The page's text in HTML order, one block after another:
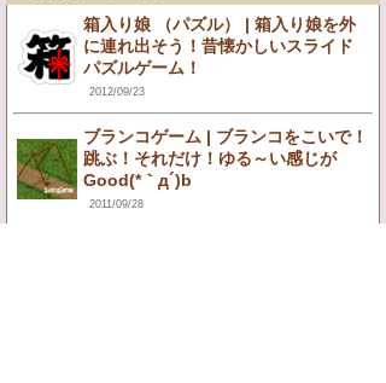
箱入り娘 （パズル） | 箱入り娘を外
に連れ出そう！昔懐かしいスライド
パズルゲーム！
2012/09/23
ブランコゲーム | ブランコをこいで！
跳ぶ！それだけ！ゆる～い感じが
Good(*｀д´)b
2011/09/28